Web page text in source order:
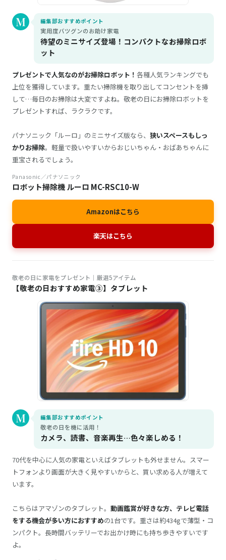
編集部おすすめポイント
実用度バツグンのお助け家電
待望のミニサイズ登場！コンパクトなお掃除ロボ
ット
プレゼントで人気なのがお掃除ロボット！ 各種人気ランキングでも
上位を獲得しています。重たい掃除機を取り出してコンセントを挿
して…毎日のお掃除は大変ですよね。敬老の日にお掃除ロボットを
プレゼントすれば、ラクラクです。
パナソニック「ルーロ」のミニサイズ版なら、 狭いスペースもしっ
かりお掃除。軽量で扱いやすいからおじいちゃん・おばあちゃんに
重宝されるでしょう。
Panasonic／パナソニック
ロボット掃除機 ルーロ MC-RSC10-W
Amazonはこちら
楽天はこちら
敬老の日に家電をプレゼント｜厳選5アイテム
【敬老の日おすすめ家電③】タブレット
編集部おすすめポイント
敬老の日を機に活用！
カメラ、読書、音楽再生…色々楽しめる！
70代を中心に人気の家電といえばタブレットも外せません。スマー
トフォンより画面が大きく見やすいからと、買い求める人が増えて
います。
こちらはアマゾンのタブレット。 動画鑑賞が好きな方、テレビ電話
をする機会が多い方におすすめの1台です。重さは約434gで薄型・コ
ンパクト。長時間バッテリーでお出かけ時にも持ち歩きやすいです
よ。